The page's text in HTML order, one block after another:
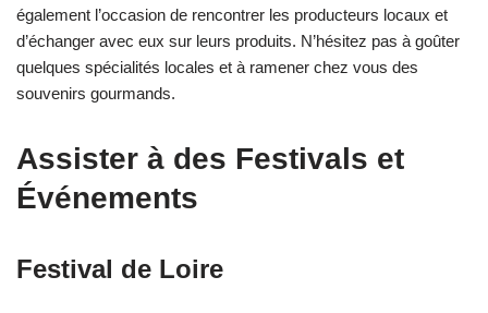
également l’occasion de rencontrer les producteurs locaux et
d’échanger avec eux sur leurs produits. N’hésitez pas à goûter
quelques spécialités locales et à ramener chez vous des
souvenirs gourmands.
Assister à des Festivals et
Événements
Festival de Loire